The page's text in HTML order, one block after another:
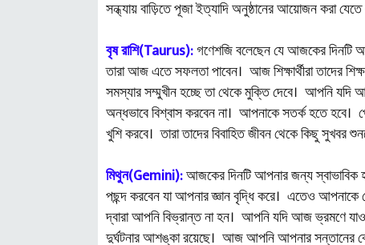
সন্ধ্যায় বাড়িতে পূজা ইত্যাদি অনুষ্ঠানের আয়োজন করা যেতে
বৃষ রাশি(Taurus):গণেশজি বলেছেন যে আজকের দিনটি
তারা আজ এতে সফলতা পাবেন। আজ শিক্ষার্থীরা তাদের
সমস্যার সম্মুখীন হচ্ছে তা থেকে মুক্তি দেবে। আপনি যদি
অন্ধভাবে বিশ্বাস করবেন না। আপনাকে সতর্ক হতে
খুশি করবে। তারা তাদের বিবাহিত জীবন থেকে কিছু সুখবর
মিথুন(Gemini):আজকের দিনটি আপনার জন্য স্বাভাবিক
পছন্দ করবেন যা আপনার জ্ঞান বৃদ্ধি করে। এতেও
দ্বারা আপনি বিভ্রান্ত না হন। আপনি যদি আজ ভ্রমণে
দুর্ঘটনার আশঙ্কা রয়েছে। আজ আপনি আপনার সন্তানের